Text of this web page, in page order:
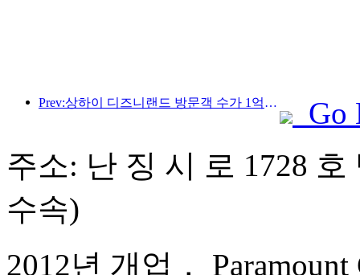
Prev:상하이 디즈니랜드 방문객 수가 1억 명을 돌파하면서, 4번째 테마호텔이 확장됩니다.
Go
주소: 난 징 시 로 1728
수속)
2012년 개업，